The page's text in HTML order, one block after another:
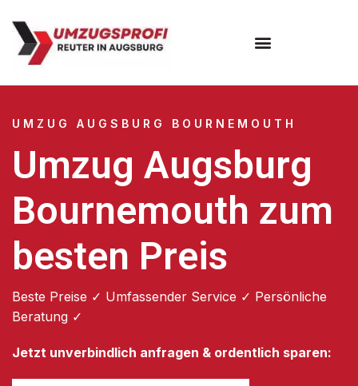
UMZUG AUGSBURG BOURNEMOUTH
Umzug Augsburg
Bournemouth zum
besten Preis
Beste Preise ✓ Umfassender Service ✓ Persönliche
Beratung ✓
Jetzt unverbindlich anfragen & ordentlich sparen: